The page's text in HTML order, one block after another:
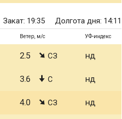
Закат: 19:35 Долгота дня: 14:11
Ветер, м/с УФ-индекс
2.5 СЗ нд
3.6 С нд
4.0 СЗ нд